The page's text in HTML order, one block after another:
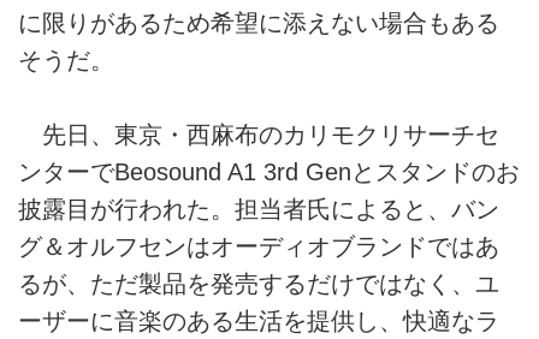
に限りがあるため希望に添えない場合もある
そうだ。
先日、東京・西麻布のカリモクリサーチセ
ンターでBeosound A1 3rd Genとスタンドのお
披露目が行われた。担当者氏によると、バン
グ＆オルフセンはオーディオブランドではあ
るが、ただ製品を発売するだけではなく、ユ
ーザーに音楽のある生活を提供し、快適なラ